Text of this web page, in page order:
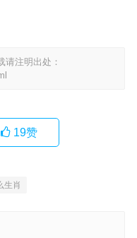
注明出处：
19赞
生肖